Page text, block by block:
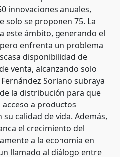
innovaciones anuales,
solo se proponen 75. La
este ámbito, generando el
enfrenta un problema
disponibilidad de
venta, alcanzando solo
Soriano subraya
la distribución para que
a productos
calidad de vida. Además,
el crecimiento del
a la economía en
llamado al diálogo entre